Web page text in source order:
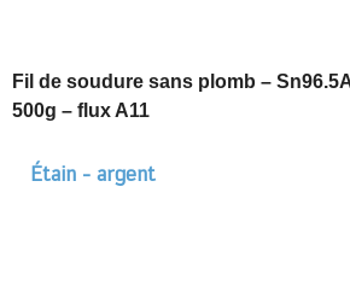
Fil de soudure sans plomb –
500g – flux A11
Étain - argent